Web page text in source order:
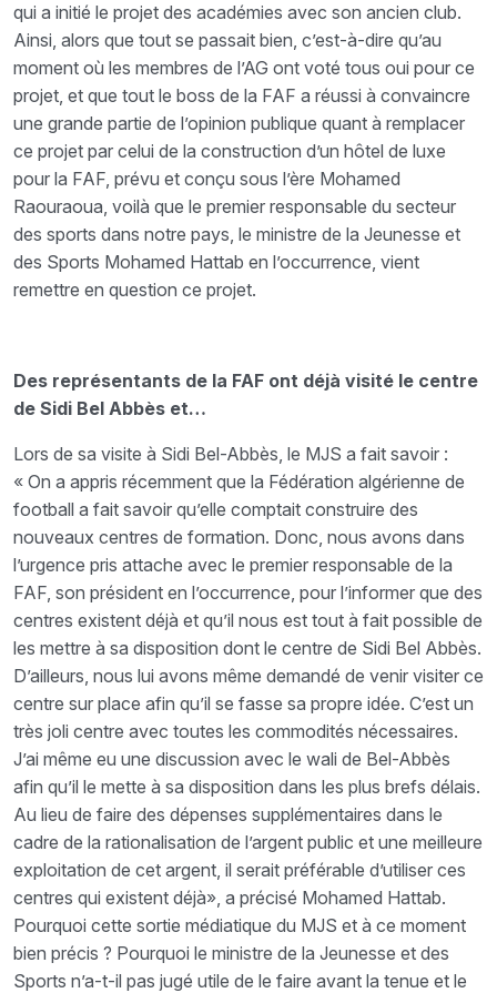
qui a initié le projet des académies avec son ancien club.
Ainsi, alors que tout se passait bien, c’est-à-dire qu’au
moment où les membres de l’AG ont voté tous oui pour ce
projet, et que tout le boss de la FAF a réussi à convaincre
une grande partie de l’opinion publique quant à remplacer
ce projet par celui de la construction d’un hôtel de luxe
pour la FAF, prévu et conçu sous l’ère Mohamed
Raouraoua, voilà que le premier responsable du secteur
des sports dans notre pays, le ministre de la Jeunesse et
des Sports Mohamed Hattab en l’occurrence, vient
remettre en question ce projet.
Des représentants de la FAF ont déjà visité le centre
de Sidi Bel Abbès et…
Lors de sa visite à Sidi Bel-Abbès, le MJS a fait savoir :
« On a appris récemment que la Fédération algérienne de
football a fait savoir qu’elle comptait construire des
nouveaux centres de formation. Donc, nous avons dans
l’urgence pris attache avec le premier responsable de la
FAF, son président en l’occurrence, pour l’informer que des
centres existent déjà et qu’il nous est tout à fait possible de
les mettre à sa disposition dont le centre de Sidi Bel Abbès.
D’ailleurs, nous lui avons même demandé de venir visiter ce
centre sur place afin qu’il se fasse sa propre idée. C’est un
très joli centre avec toutes les commodités nécessaires.
J’ai même eu une discussion avec le wali de Bel-Abbès
afin qu’il le mette à sa disposition dans les plus brefs délais.
Au lieu de faire des dépenses supplémentaires dans le
cadre de la rationalisation de l’argent public et une meilleure
exploitation de cet argent, il serait préférable d’utiliser ces
centres qui existent déjà», a précisé Mohamed Hattab.
Pourquoi cette sortie médiatique du MJS et à ce moment
bien précis ? Pourquoi le ministre de la Jeunesse et des
Sports n’a-t-il pas jugé utile de le faire avant la tenue et le